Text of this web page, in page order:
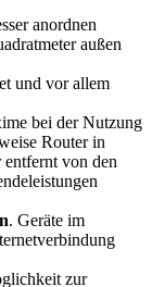
anordnen
außen
und vor allem
bei der Nutzung
Router in
von den
. Geräte im
zur